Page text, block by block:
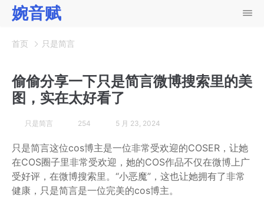
婉音赋
首页 只是简言
偷偷分享一下只是简言微博搜索里的美
图，实在太好看了
只是简言 254 5 月 23, 2024
只是简言这位cos博主是一位非常受欢迎的COSER，让她
在COS圈子里非常受欢迎，她的COS作品不仅在微博上广
受好评，在微博搜索里。“小恶魔”，这也让她拥有了非常
健康，只是简言是一位完美的cos博主。